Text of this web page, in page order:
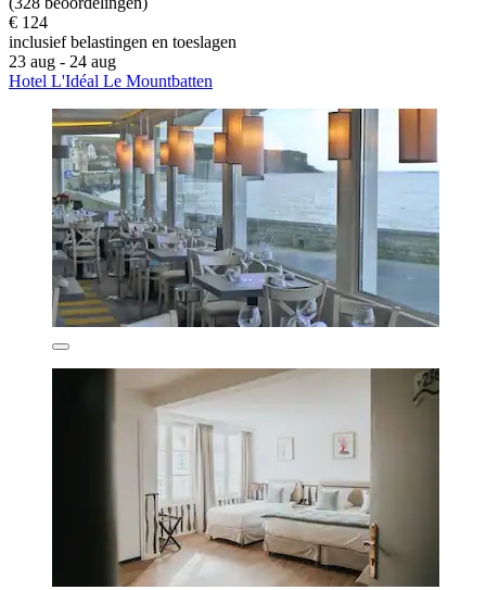
€ 124
inclusief belastingen en toeslagen
23 aug - 24 aug
Hotel L'Idéal Le Mountbatten